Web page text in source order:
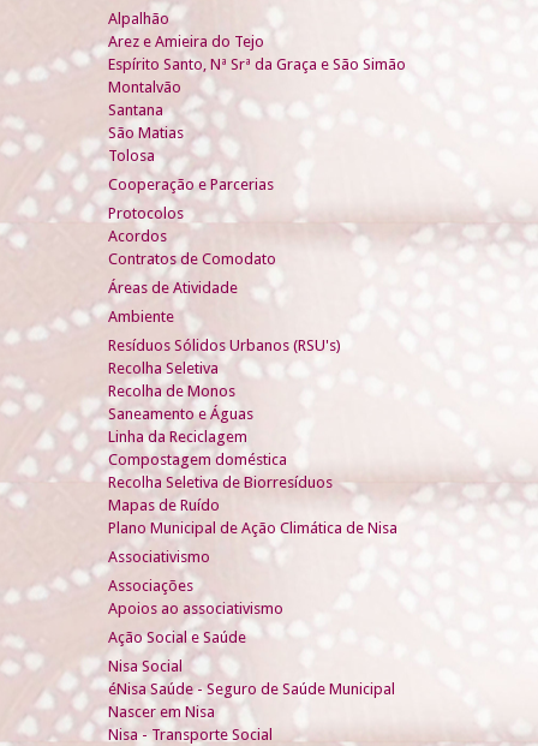
Alpalhão
Arez e Amieira do Tejo
Espírito Santo, Nª Srª da Graça e São Simão
Montalvão
Santana
São Matias
Tolosa
Cooperação e Parcerias
Protocolos
Acordos
Contratos de Comodato
Áreas de Atividade
Ambiente
Resíduos Sólidos Urbanos (RSU's)
Recolha Seletiva
Recolha de Monos
Saneamento e Águas
Linha da Reciclagem
Compostagem doméstica
Recolha Seletiva de Biorresíduos
Mapas de Ruído
Plano Municipal de Ação Climática de Nisa
Associativismo
Associações
Apoios ao associativismo
Ação Social e Saúde
Nisa Social
éNisa Saúde - Seguro de Saúde Municipal
Nascer em Nisa
Nisa - Transporte Social